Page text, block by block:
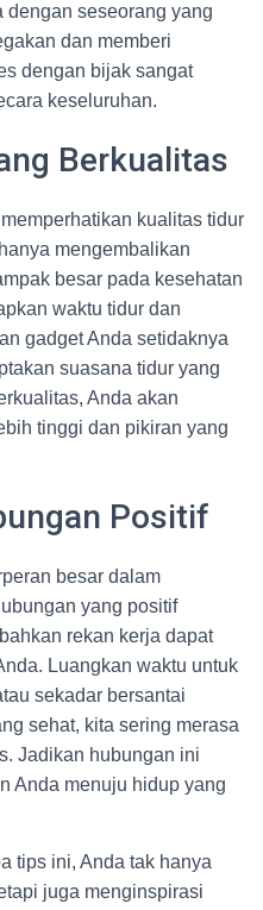
dengan seseorang yang
dan memberi
dengan bijak sangat
keseluruhan.
Berkualitas
kualitas tidur
mengembalikan
besar pada kesehatan
waktu tidur dan
gadget Anda setidaknya
suasana tidur yang
Anda akan
tinggi dan pikiran yang
Positif
besar dalam
yang positif
rekan kerja dapat
Luangkan waktu untuk
sekadar bersantai
sehat, kita sering merasa
Jadikan hubungan ini
Anda menuju hidup yang
tips ini, Anda tak hanya
juga menginspirasi